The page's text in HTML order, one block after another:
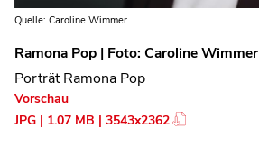
Quelle: Caroline Wimmer
Ramona Pop | Foto: Caroline Wimmer
Porträt Ramona Pop
Vorschau
JPG | 1.07 MB | 3543x2362